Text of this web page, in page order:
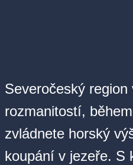
Severočeský
rozmanitostí,
zvládnete horský
koupání v jezeře. S